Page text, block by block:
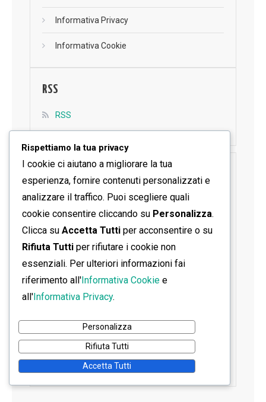
Informativa Privacy
Informativa Cookie
RSS
RSS
SEGUICI SU FACEBOOK
Rispettiamo la tua privacy
I cookie ci aiutano a migliorare la tua
esperienza, fornire contenuti personalizzati e
analizzare il traffico. Puoi scegliere quali
cookie consentire cliccando su Personalizza.
Clicca su Accetta Tutti per acconsentire o su
Rifiuta Tutti per rifiutare i cookie non
essenziali. Per ulteriori informazioni fai
riferimento all'Informativa Cookie e
all'Informativa Privacy.
Personalizza
Rifiuta Tutti
Accetta Tutti